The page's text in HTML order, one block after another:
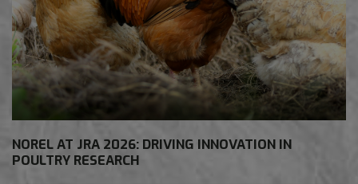
NOREL AT JRA 2026: DRIVING INNOVATION IN
POULTRY RESEARCH